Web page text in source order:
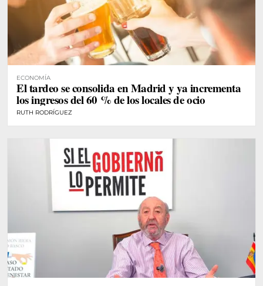
ECONOMÍA
El tardeo se consolida en Madrid y ya incrementa
los ingresos del 60 % de los locales de ocio
RUTH RODRÍGUEZ